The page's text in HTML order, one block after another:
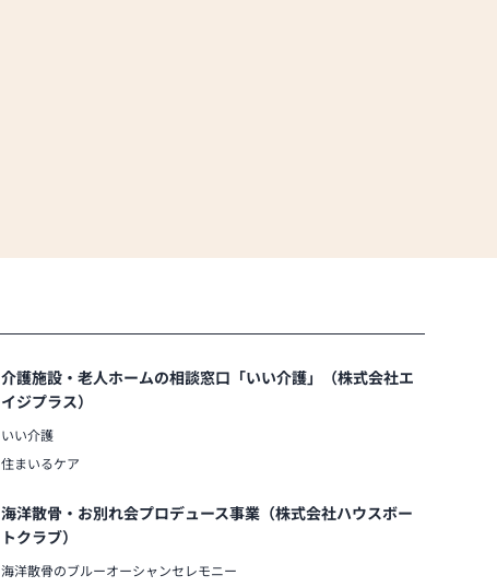
介護施設・老人ホームの相談窓口「いい介護」（株式会社エ
イジプラス）
いい介護
住まいるケア
海洋散骨・お別れ会プロデュース事業（株式会社ハウスボー
トクラブ）
海洋散骨のブルーオーシャンセレモニー